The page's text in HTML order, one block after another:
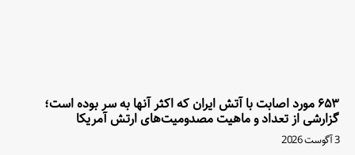
۶۵۳ مورد اصابت با آتش ایران که اکثر آنها به سر بوده است؛
گزارشی از تعداد و ماهیت مصدومیت‌های ارتش آمریکا
3 آگوست 2026